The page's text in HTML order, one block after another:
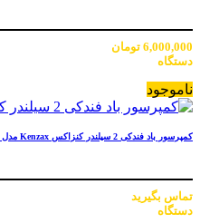
6,000,000 تومان
دستگاه
ناموجود
کمپرسور باد فندکی 2 سیلندر کنزاکس Kenzax مدل 5419
تماس بگیرید
دستگاه